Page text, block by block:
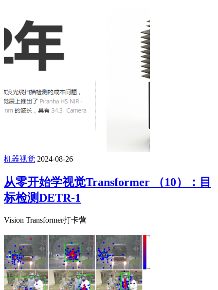
机器视觉 2024-08-26
从零开始学视觉Transformer （10）：目
标检测DETR-1
Vision Transformer打卡营